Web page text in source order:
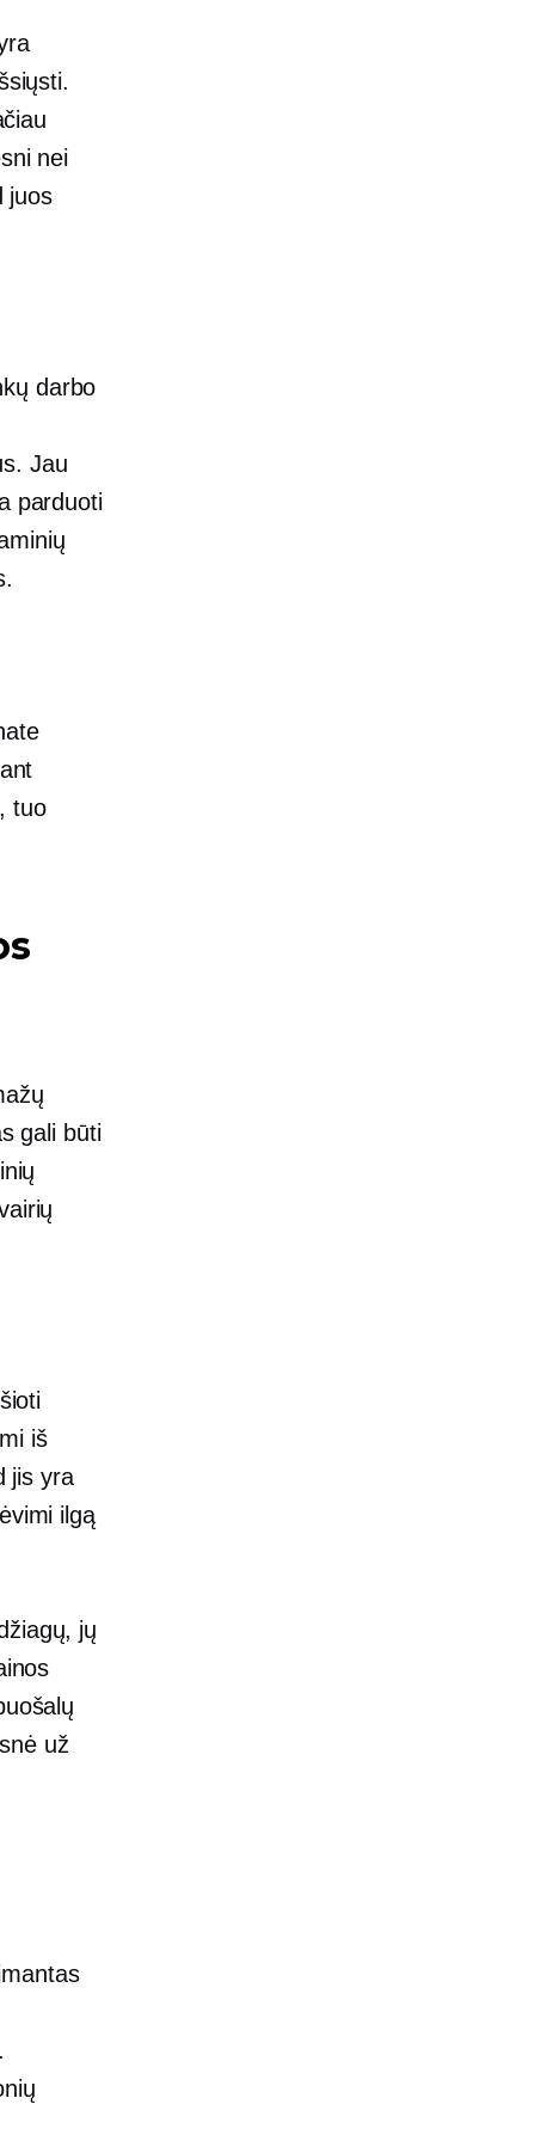
nei
juos
darbo
Jau
parduoti
tuo
gali būti
iš
jis yra
ilgą
jų
už